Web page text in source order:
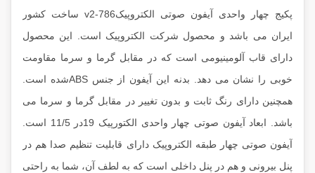
پکیج چهار واحدی آیفون صوتی الکتروپیکv2-786 ساخت کشور
ایران می باشد و محصول شرکت الکتروپیک است. این محصول
دارای قاب آلومینیومی است که در مقابل گرما و سرما مقاومت
خوبی را نشان می دهد. بدنه این آیفون از جنس ABSشده است.
همچنین دارای رنگ ثابت و بدون تغییر در مقابل گرما و سرما می
باشد. ابعاد آیفون صوتی چهار واحدی الکتورپیک 19در 11/5 است.
آیفون صوتی چهار طبقه الکتروپیک دارای قابلیت تنظیم صدا هم در
پنل بیرونی و هم در پنل داخلی است که به لطف آن، شما به راحتی